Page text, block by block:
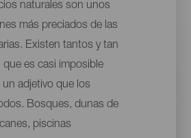
naturales son unos
más preciados de las
Existen tantos y tan
que es casi imposible
adjetivo que los
Bosques, dunas de
piscinas